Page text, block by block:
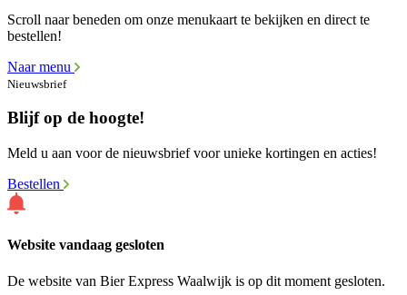
Scroll naar beneden om onze menukaart te bekijken en direct te
bestellen!
Naar menu
Nieuwsbrief
Blijf op de hoogte!
Meld u aan voor de nieuwsbrief voor unieke kortingen en acties!
Bestellen
Website vandaag gesloten
De website van Bier Express Waalwijk is op dit moment gesloten.